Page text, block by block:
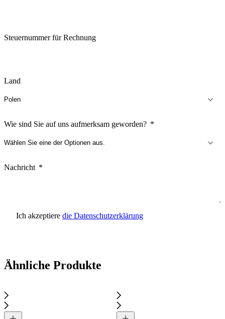
Steuernummer für Rechnung
Land
Wie sind Sie auf uns aufmerksam geworden?
Nachricht
Ich akzeptiere die Datenschutzerklärung
Ähnliche Produkte